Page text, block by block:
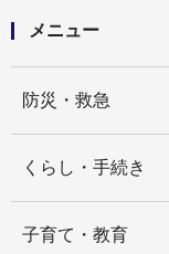
メニュー
防災・救急
くらし・手続き
子育て・教育